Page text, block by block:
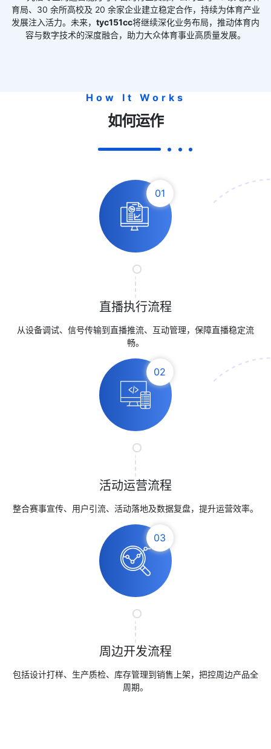
育局、30 余所高校及 20 余家企业建立稳定合作，持续为体育产业
发展注入活力。未来， tyc151cc将继续深化业务布局，推动体育内
容与数字技术的深度融合，助力大众体育事业高质量发展。
How It Works
如何运作
01
直播执行流程
从设备调试、信号传输到直播推流、互动管理，保障直播稳定流
畅。
02
活动运营流程
整合赛事宣传、用户引流、活动落地及数据复盘，提升运营效率。
03
周边开发流程
包括设计打样、生产质检、库存管理到销售上架，把控周边产品全
周期。